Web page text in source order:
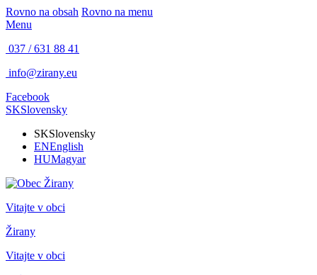
Rovno na obsah Rovno na menu
Menu
037 / 631 88 41
info@zirany.eu
Facebook
SKSlovensky
SKSlovensky
ENEnglish
HUMagyar
Vitajte v obci
Žirany
Vitajte v obci